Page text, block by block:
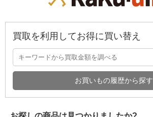
買取を利用してお得に買い替え
お買いもの履歴から探す